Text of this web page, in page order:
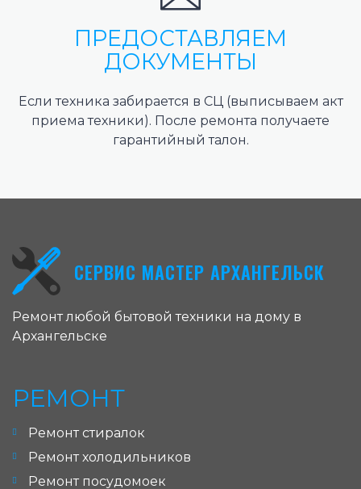
ПРЕДОСТАВЛЯЕМ
ДОКУМЕНТЫ
Если техника забирается в СЦ (выписываем акт
приема техники). После ремонта получаете
гарантийный талон.
СЕРВИС МАСТЕР АРХАНГЕЛЬСК
Ремонт любой бытовой техники на дому в
Архангельске
РЕМОНТ
Ремонт стиралок
Ремонт холодильников
Ремонт посудомоек